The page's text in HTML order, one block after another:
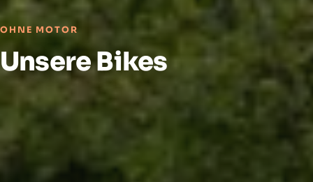
OHNE MOTOR
Unsere Bikes